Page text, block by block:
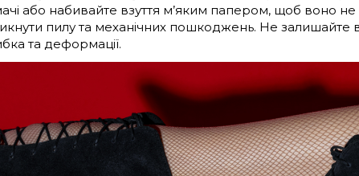
або набивайте взуття м’яким папером, щоб воно не
пилу та механічних пошкоджень. Не залишайте
та деформації.